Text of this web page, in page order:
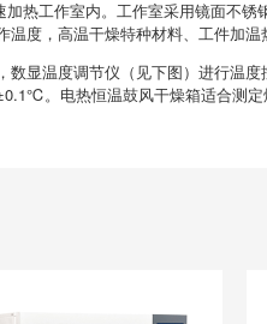
热工作室内。工作室采用镜面不锈
度，高温干燥特种材料、工件加温
数显温度调节仪（见下图）进行温
。电热恒温鼓风干燥箱适合测